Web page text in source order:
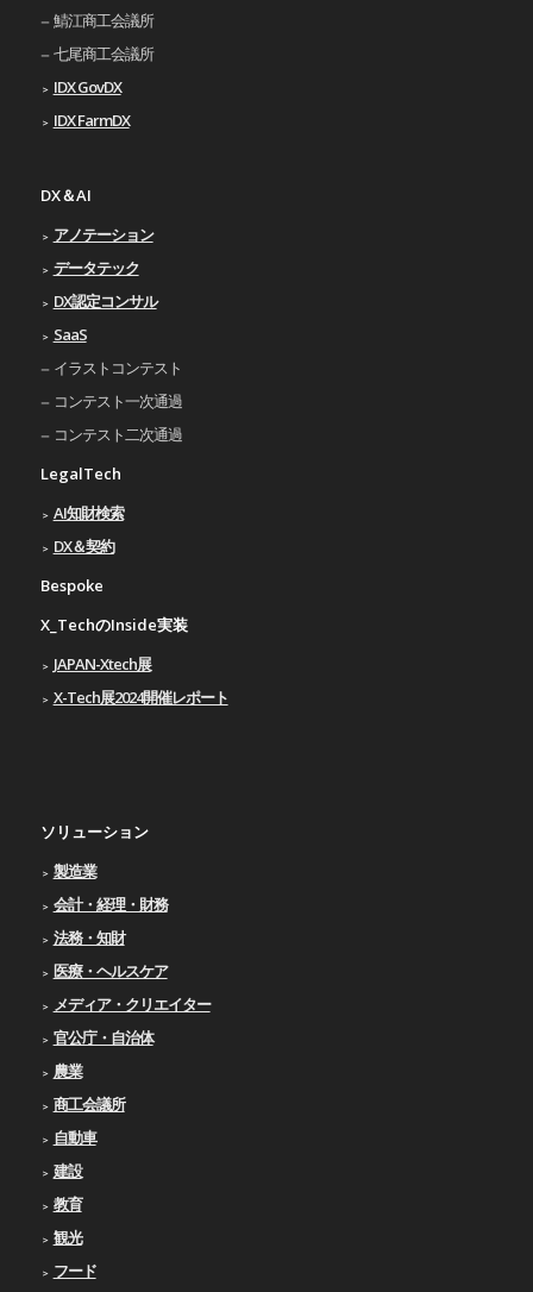
鯖江商工会議所
七尾商工会議所
IDX GovDX
IDX FarmDX
DX＆AI
アノテーション
データテック
DX認定コンサル
SaaS
イラストコンテスト
コンテスト一次通過
コンテスト二次通過
LegalTech
AI知財検索
DX＆契約
Bespoke
X_TechのInside実装
JAPAN-Xtech展
X-Tech展2024開催レポート
ソリューション
製造業
会計・経理・財務
法務・知財
医療・ヘルスケア
メディア・クリエイター
官公庁・自治体
農業
商工会議所
自動車
建設
教育
観光
フード